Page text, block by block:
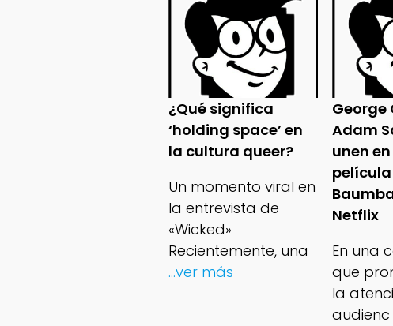
¿Qué significa
‘holding space’ en
la cultura queer?
Un momento viral en
la entrevista de
«Wicked»
Recientemente, una
...ver más
George
Adam
unen
Netflix
En una
que
la
audienc